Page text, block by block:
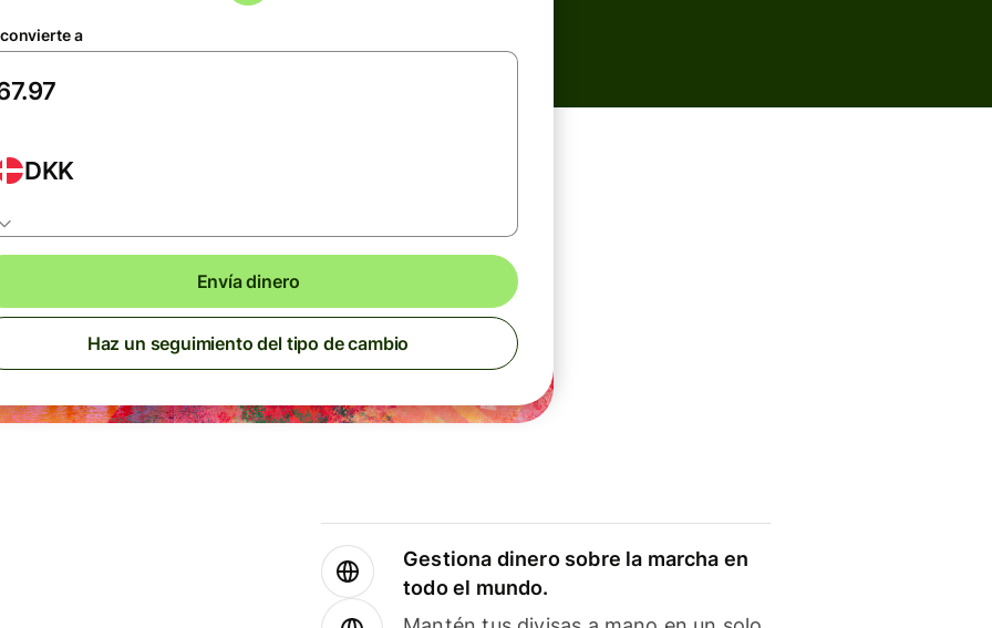
a
DKK
Envía dinero
Haz un seguimiento del tipo de cambio
Gestiona dinero sobre la marcha en
todo el mundo.